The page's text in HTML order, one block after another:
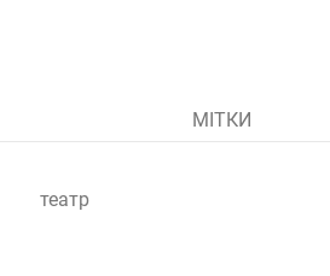
МІТКИ
театр